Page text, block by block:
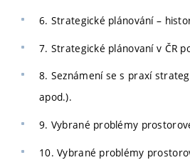
6. Strategické plánování –
7. Strategické plánovaní v ČR
8. Seznámení se s praxí
apod.).
9. Vybrané problémy
10. Vybrané problémy